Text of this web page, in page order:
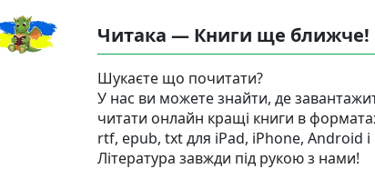
Читака — Книги ще ближче!
Шукаєте що почитати?
У нас ви можете знайти, де
читати онлайн кращі книги в
rtf, epub, txt для iPad, iPhone, Android і
Література завжди під рукою з нами!